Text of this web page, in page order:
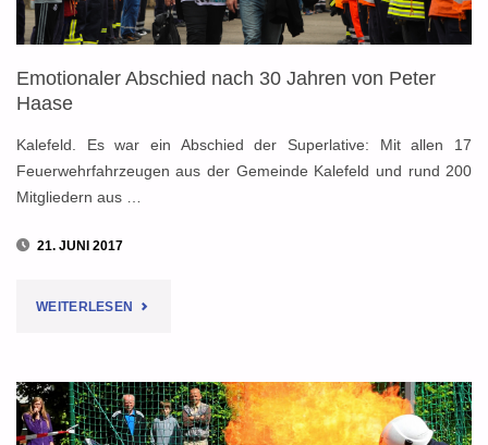
Emotionaler Abschied nach 30 Jahren von Peter
Haase
Kalefeld. Es war ein Abschied der Superlative: Mit allen 17
Feuerwehrfahrzeugen aus der Gemeinde Kalefeld und rund 200
Mitgliedern aus …
21. JUNI 2017
WEITERLESEN "EMOTIONALER
NACH
30